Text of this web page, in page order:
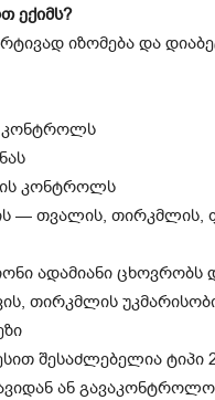
ექიმს?
იზომება და
კონტროლს
კონტროლს
— თვალის,
ადამიანი ცხოვრობს
თირკმლის
შესაძლებელია ტიპი
ან